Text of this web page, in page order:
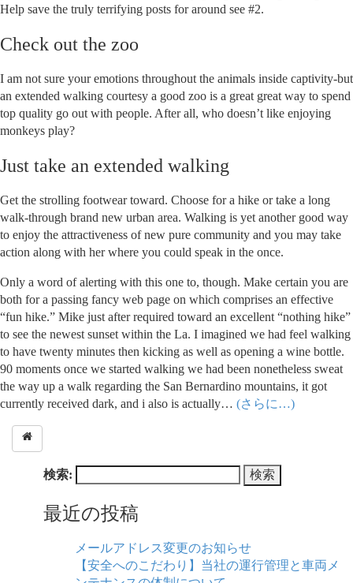
Help save the truly terrifying posts for around see #2.
Check out the zoo
I am not sure your emotions throughout the animals inside captivity-but
an extended walking courtesy a good zoo is a great great way to spend
top quality go out with people. After all, who doesn’t like enjoying
monkeys play?
Just take an extended walking
Get the strolling footwear toward. Choose for a hike or take a long
walk-through brand new urban area. Walking is yet another good way
to enjoy the attractiveness of new pure community and you may take
action along with her where you could speak in the once.
Only a word of alerting with this one to, though. Make certain you are
both for a passing fancy web page on which comprises an effective
“fun hike.” Mike just after required toward an excellent “nothing hike”
to see the newest sunset within the La. I imagined we had feel walking
to have twenty minutes then kicking as well as opening a wine bottle.
90 moments once we started walking we had been nonetheless sweat
the way up a walk regarding the San Bernardino mountains, it got
currently received dark, and i also is actually… (さらに…)
検索:
最近の投稿
メールアドレス変更のお知らせ
【安全へのこだわり】当社の運行管理と車両メ